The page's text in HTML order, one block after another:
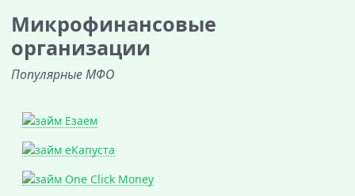
Микрофинансовые
организации
Популярные МФО